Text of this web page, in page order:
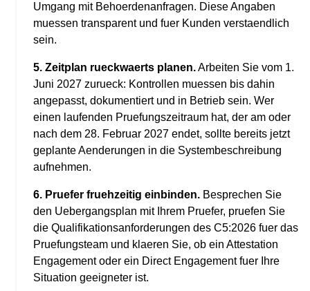
Umgang mit Behoerdenanfragen. Diese Angaben
muessen transparent und fuer Kunden verstaendlich
sein.
5. Zeitplan rueckwaerts planen.Arbeiten Sie vom 1.
Juni 2027 zurueck: Kontrollen muessen bis dahin
angepasst, dokumentiert und in Betrieb sein. Wer
einen laufenden Pruefungszeitraum hat, der am oder
nach dem 28. Februar 2027 endet, sollte bereits jetzt
geplante Aenderungen in die Systembeschreibung
aufnehmen.
6. Pruefer fruehzeitig einbinden. Besprechen Sie
den Uebergangsplan mit Ihrem Pruefer, pruefen Sie
die Qualifikationsanforderungen des C5:2026 fuer das
Pruefungsteam und klaeren Sie, ob ein Attestation
Engagement oder ein Direct Engagement fuer Ihre
Situation geeigneter ist.